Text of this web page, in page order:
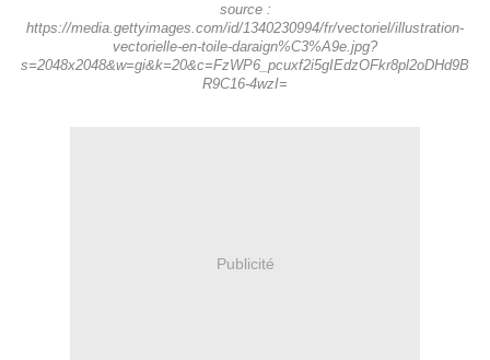
source :
https://media.gettyimages.com/id/1340230994/fr/vectoriel/illustration-
vectorielle-en-toile-daraign%C3%A9e.jpg?
s=2048x2048&w=gi&k=20&c=FzWP6_pcuxf2i5gIEdzOFkr8pl2oDHd9B
R9C16-4wzI=
Publicité